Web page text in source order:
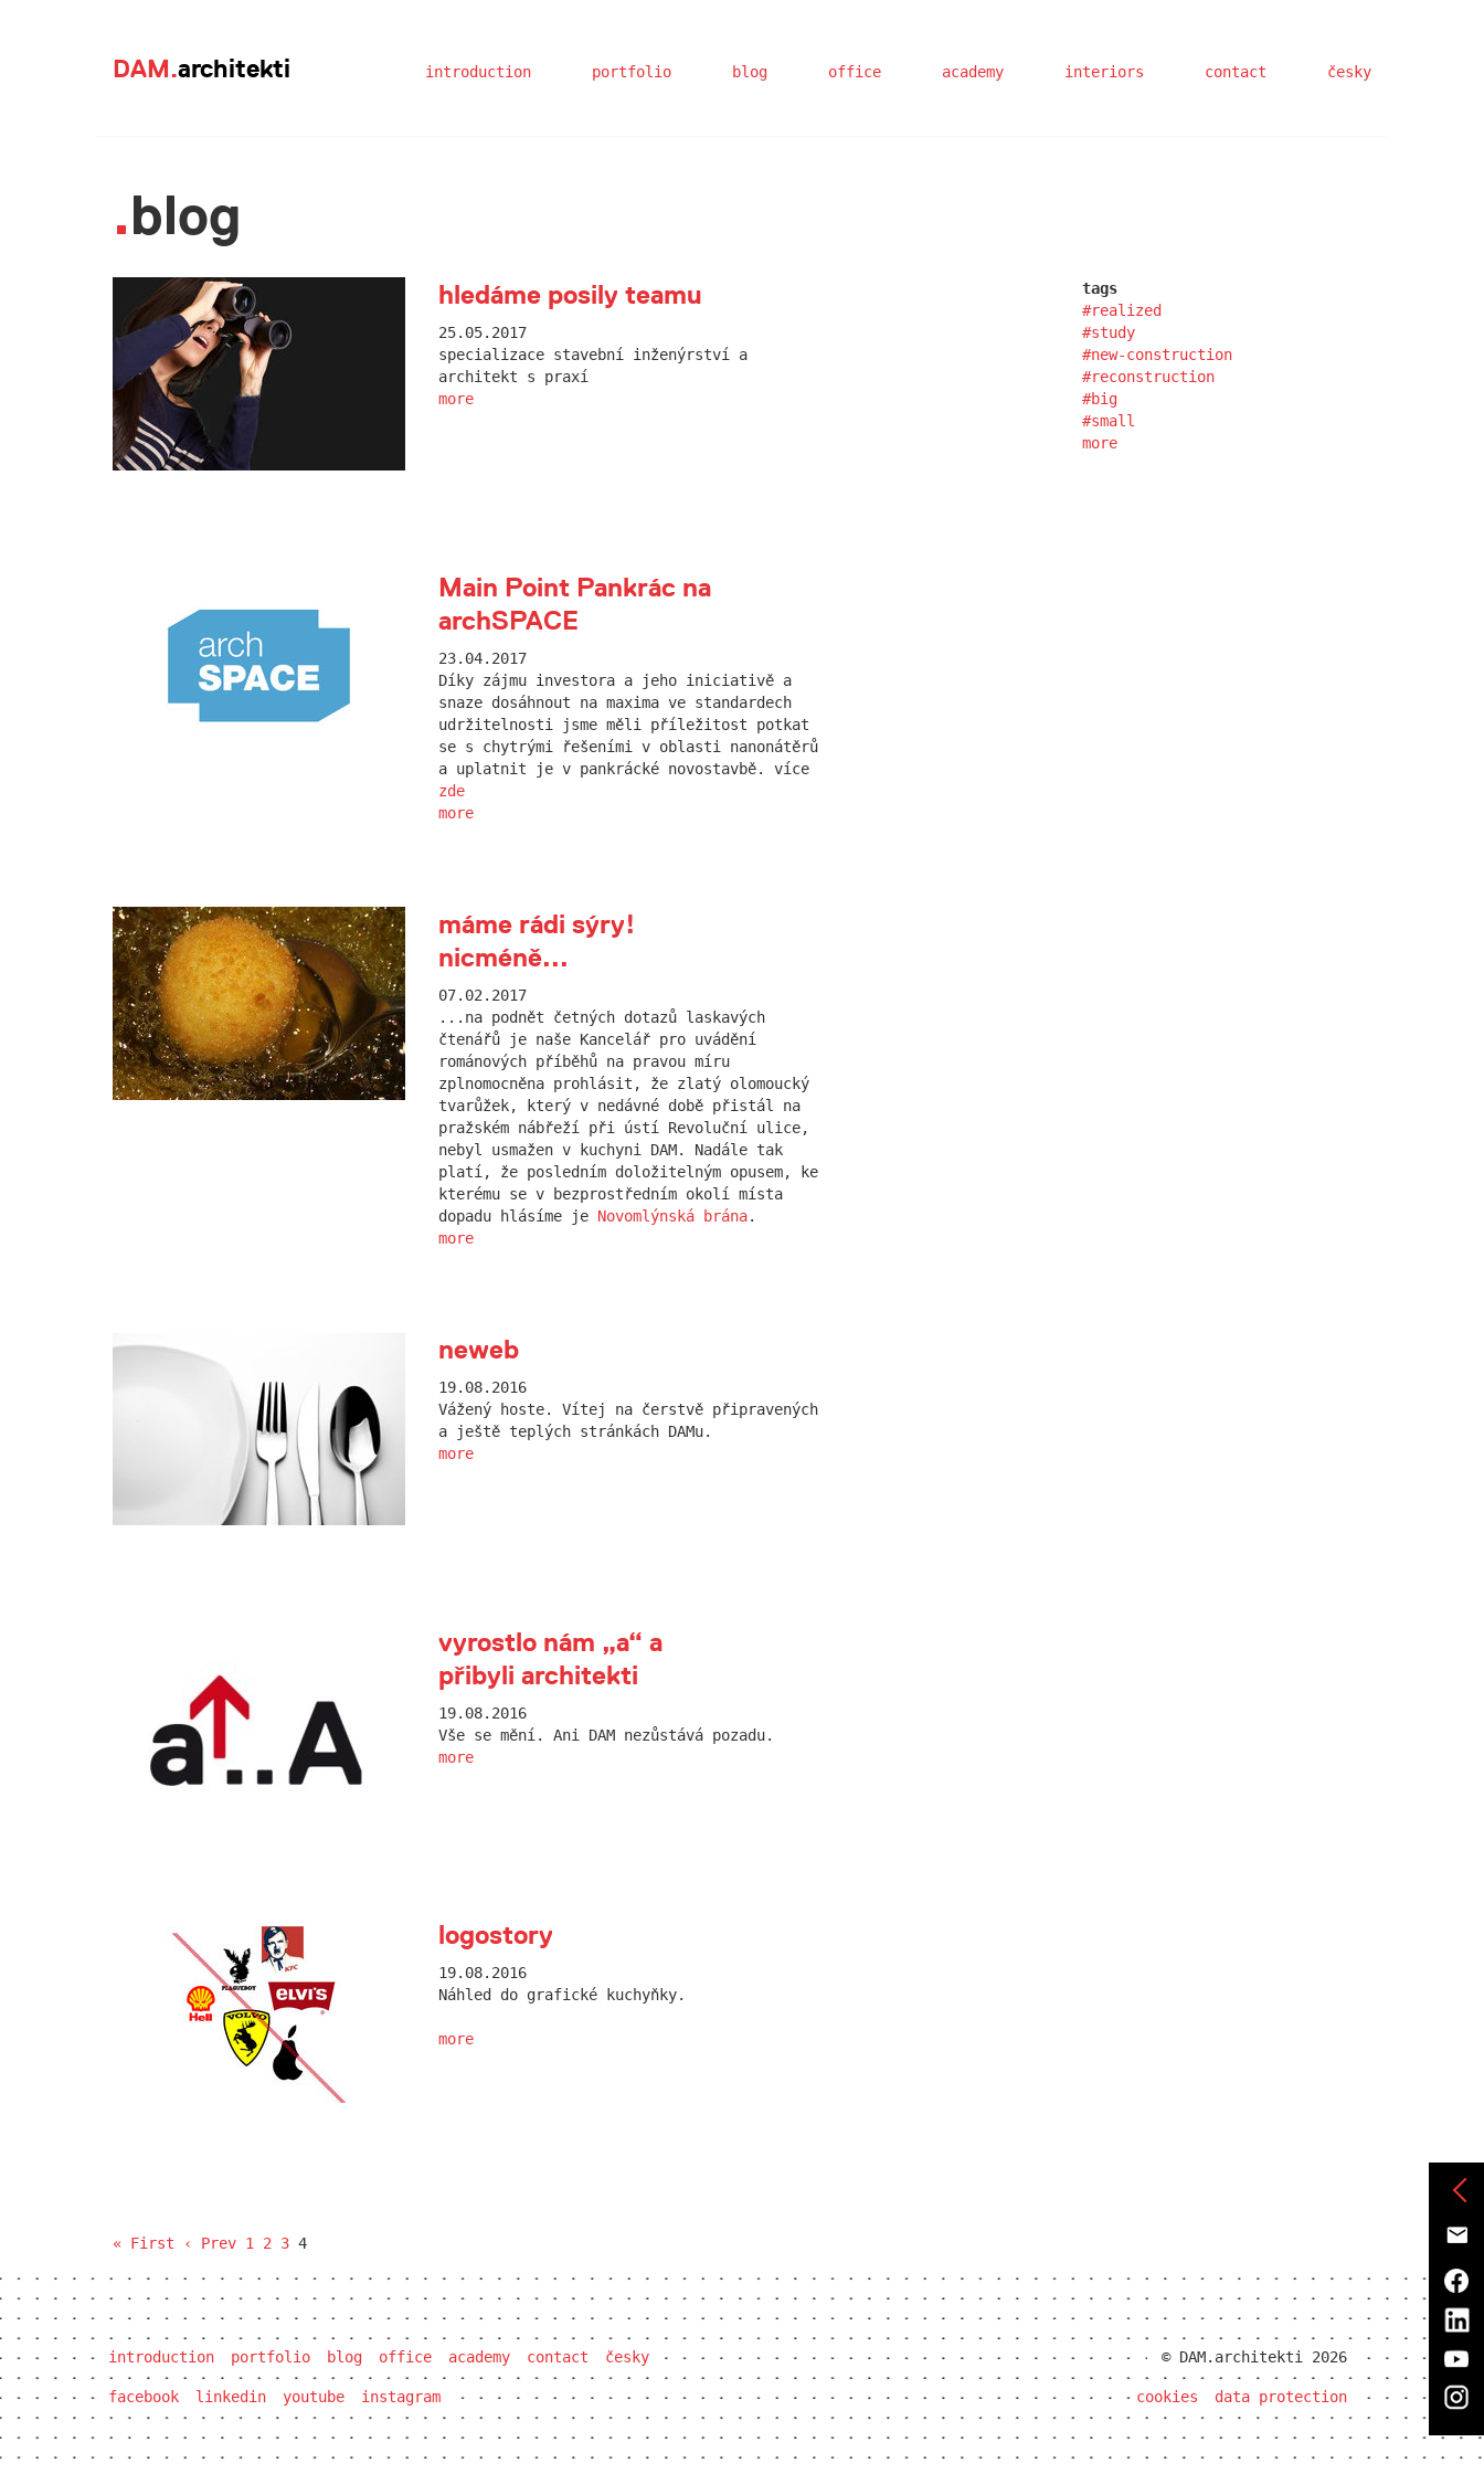
DAM.architekti introduction portfolio blog office academy interiors contact česky
blog
hledáme posily teamu
25.05.2017
specializace stavební inženýrství a
architekt s praxí
more
Main Point Pankrác na
archSPACE
23.04.2017
Díky zájmu investora a jeho iniciativě a
snaze dosáhnout na maxima ve standardech
udržitelnosti jsme měli příležitost potkat
se s chytrými řešeními v oblasti nanonátěrů
a uplatnit je v pankrácké novostavbě. více
zde
more
máme rádi sýry!
nicméně...
07.02.2017
...na podnět četných dotazů laskavých
čtenářů je naše Kancelář pro uvádění
románových příběhů na pravou míru
zplnomocněna prohlásit, že zlatý olomoucký
tvarůžek, který v nedávné době přistál na
pražském nábřeží při ústí Revoluční ulice,
nebyl usmažen v kuchyni DAM. Nadále tak
platí, že posledním doložitelným opusem, ke
kterému se v bezprostředním okolí místa
dopadu hlásíme je Novomlýnská brána.
more
neweb
19.08.2016
Vážený hoste. Vítej na čerstvě připravených
a ještě teplých stránkách DAMu.
more
vyrostlo nám „a“ a
přibyli architekti
19.08.2016
Vše se mění. Ani DAM nezůstává pozadu.
more
logostory
19.08.2016
Náhled do grafické kuchyňky.
more
« First ‹ Prev 1 2 3 4
tags
realized
study
new-construction
reconstruction
big
small
more
introduction portfolio blog office academy contact česky © DAM.architekti 2026
facebook linkedin youtube instagram cookies data protection